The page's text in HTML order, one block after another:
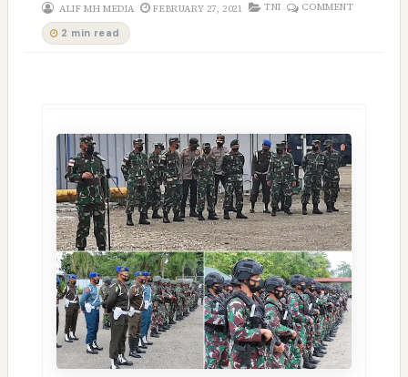
ALIF MH MEDIA FEBRUARY 27, 2021 TNI COMMENT
2 min read